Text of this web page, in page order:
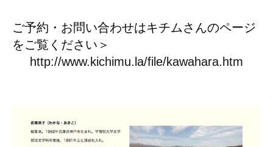
ご予約・お問い合わせはキチムさんのページ
をご覧ください＞
http://www.kichimu.la/file/kawahara.htm